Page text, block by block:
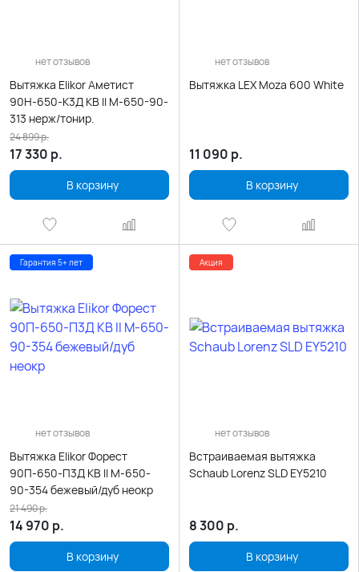
нет отзывов
Вытяжка Elikor Аметист
90Н-650-К3Д КВ II М-650-90-
313 нерж/тонир.
17 330 р.
24 899р.
В корзину
нет отзывов
Вытяжка LEX Moza 600 White
11 090 р.
В корзину
Гарантия 5+ лет
нет отзывов
Вытяжка Elikor Форест
90П-650-П3Д КВ II М-650-
90-354 бежевый/дуб неокр
14 970 р.
21 490р.
В корзину
Акция
нет отзывов
Встраиваемая вытяжка
Schaub Lorenz SLD EY5210
8 300 р.
В корзину